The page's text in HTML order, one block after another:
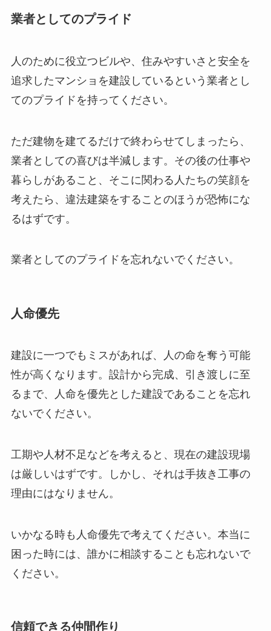
業者としてのプライド
人のために役立つビルや、住みやすいさと安全を
追求したマンショを建設しているという業者とし
てのプライドを持ってください。
ただ建物を建てるだけで終わらせてしまったら、
業者としての喜びは半減します。その後の仕事や
暮らしがあること、そこに関わる人たちの笑顔を
考えたら、違法建築をすることのほうが恐怖にな
るはずです。
業者としてのプライドを忘れないでください。
人命優先
建設に一つでもミスがあれば、人の命を奪う可能
性が高くなります。設計から完成、引き渡しに至
るまで、人命を優先とした建設であることを忘れ
ないでください。
工期や人材不足などを考えると、現在の建設現場
は厳しいはずです。しかし、それは手抜き工事の
理由にはなりません。
いかなる時も人命優先で考えてください。本当に
困った時には、誰かに相談することも忘れないで
ください。
信頼できる仲間作り